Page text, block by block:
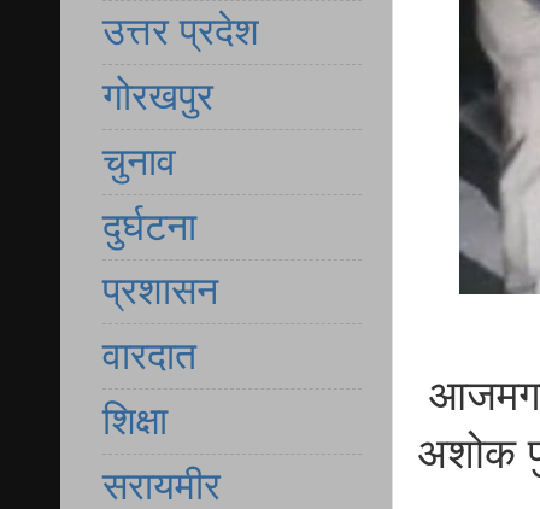
अशोक
उत्तर प्रदेश
गोरखपुर
चुनाव
दुर्घटना
प्रशासन
वारदात
शिक्षा
सरायमीर